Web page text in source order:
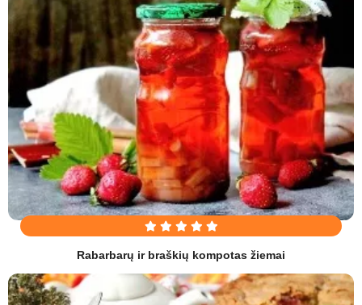
Rabarbarų ir braškių kompotas žiemai